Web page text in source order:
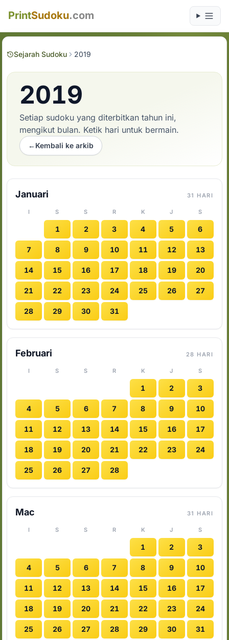
PrintSudoku.com
Sejarah Sudoku 2019
2019
Setiap sudoku yang diterbitkan tahun ini,
mengikut bulan. Ketik hari untuk bermain.
←Kembali ke arkib
Januari 31 HARI
I S S R K J S
1 2 3 4 5 6
7 8 9 10 11 12 13
14 15 16 17 18 19 20
21 22 23 24 25 26 27
28 29 30 31
Februari 28 HARI
I S S R K J S
1 2 3
4 5 6 7 8 9 10
11 12 13 14 15 16 17
18 19 20 21 22 23 24
25 26 27 28
Mac 31 HARI
I S S R K J S
1 2 3
4 5 6 7 8 9 10
11 12 13 14 15 16 17
18 19 20 21 22 23 24
25 26 27 28 29 30 31